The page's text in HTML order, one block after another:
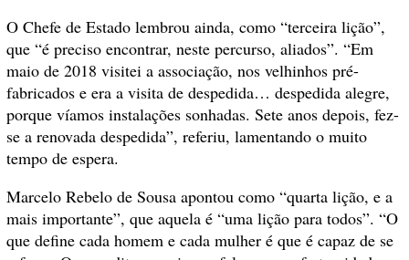
O Chefe de Estado lembrou ainda, como “terceira lição”,
que “é preciso encontrar, neste percurso, aliados”. “Em
maio de 2018 visitei a associação, nos velhinhos pré-
fabricados e era a visita de despedida… despedida alegre,
porque víamos instalações sonhadas. Sete anos depois, fez-
se a renovada despedida”, referiu, lamentando o muito
tempo de espera.
Marcelo Rebelo de Sousa apontou como “quarta lição, e a
mais importante”, que aquela é “uma lição para todos”. “O
que define cada homem e cada mulher é que é capaz de se